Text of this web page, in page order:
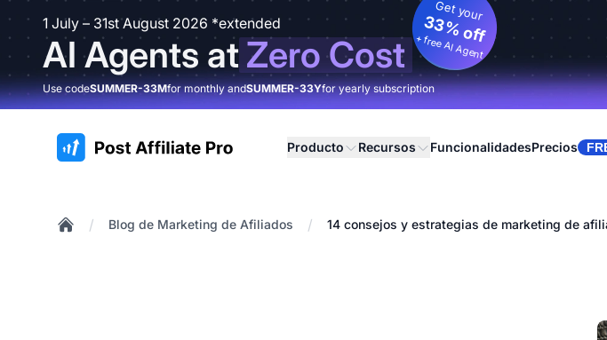
1 July – 31st August 2026 *extended
AI Agents atZero Cost
Get your
33% off
+ free AI Agent
Use codeSUMMER-33Mfor monthly andSUMMER-33Yfor yearly subscription
:site.title Producto Recursos FuncionalidadesPrecios
/ Blog de Marketing de Afiliados / 14 consejos y estrategias de marketing de